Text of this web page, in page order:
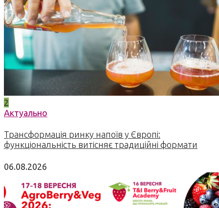
2
Актуально
Трансформація ринку напоїв у Європі:
функціональність витісняє традиційні формати
06.08.2026